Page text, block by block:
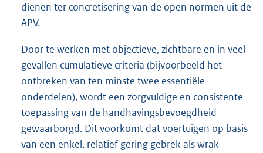
dienen ter concretisering van de open normen uit de
APV.
Door te werken met objectieve, zichtbare en in veel
gevallen cumulatieve criteria (bijvoorbeeld het
ontbreken van ten minste twee essentiële
onderdelen), wordt een zorgvuldige en consistente
toepassing van de handhavingsbevoegdheid
gewaarborgd. Dit voorkomt dat voertuigen op basis
van een enkel, relatief gering gebrek als wrak